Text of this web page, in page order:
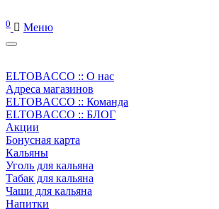
0 Меню
ELTOBACCO :: О нас
Адреса магазинов
ELTOBACCO :: Команда
ELTOBACCO :: БЛОГ
Акции
Бонусная карта
Кальяны
Уголь для кальяна
Табак для кальяна
Чаши для кальяна
Напитки